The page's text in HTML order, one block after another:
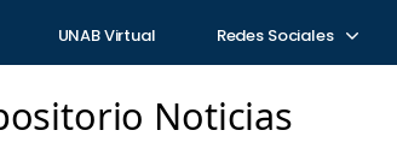
UNAB Virtual Redes Sociales
Noticias